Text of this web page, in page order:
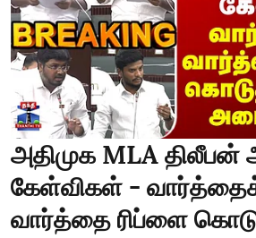
அதிமுக MLA திலீபன்
கேள்விகள் -
வார்த்தை ரிப்ளை